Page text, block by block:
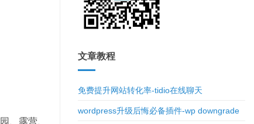
、露营、
文章教程
免费提升网站转化率-tidio在线聊天
wordpress升级后悔必备插件-wp downgrade